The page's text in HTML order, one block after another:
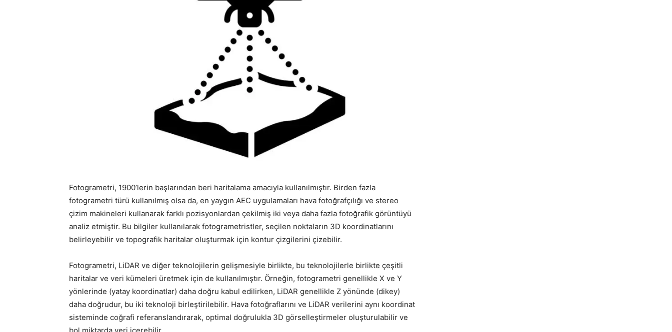
Fotogrametri, 1900’lerin başlarından beri haritalama amacıyla kullanılmıştır. Birden fazla
fotogrametri türü kullanılmış olsa da, en yaygın AEC uygulamaları hava fotoğrafçılığı ve stereo
çizim makineleri kullanarak farklı pozisyonlardan çekilmiş iki veya daha fazla fotoğrafik görüntüyü
analiz etmiştir. Bu bilgiler kullanılarak fotogrametristler, seçilen noktaların 3D koordinatlarını
belirleyebilir ve topografik haritalar oluşturmak için kontur çizgilerini çizebilir.
Fotogrametri, LiDAR ve diğer teknolojilerin gelişmesiyle birlikte, bu teknolojilerle birlikte çeşitli
haritalar ve veri kümeleri üretmek için de kullanılmıştır. Örneğin, fotogrametri genellikle X ve Y
yönlerinde (yatay koordinatlar) daha doğru kabul edilirken, LiDAR genellikle Z yönünde (dikey)
daha doğrudur, bu iki teknoloji birleştirilebilir. Hava fotoğraflarını ve LiDAR verilerini aynı koordinat
sisteminde coğrafi referanslandırarak, optimal doğrulukla 3D görselleştirmeler oluşturulabilir ve